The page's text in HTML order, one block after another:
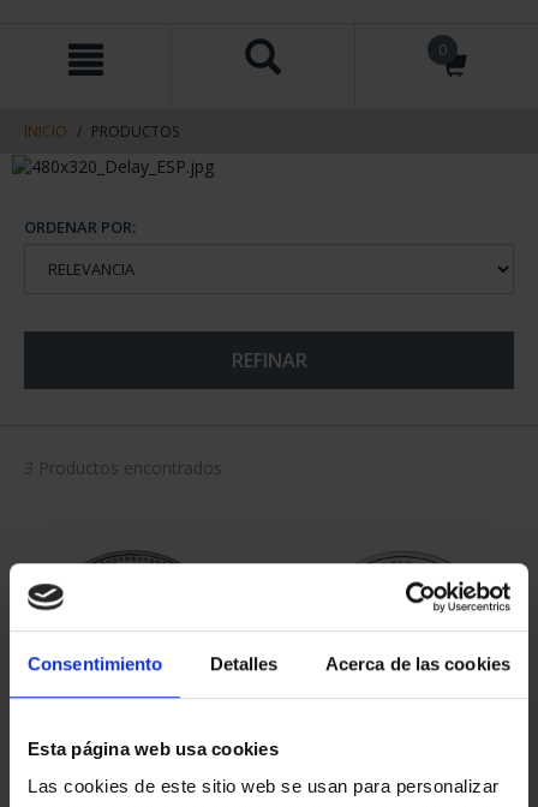
Consentimiento Detalles Acerca de las cookies
Esta página web usa cookies
Las cookies de este sitio web se usan para personalizar
contenido
navegacin
0
INICIO PRODUCTOS
ORDENAR POR:
REFINAR
3 Productos encontrados
PATRIMONIO
CIUDADES PATRIMONIO